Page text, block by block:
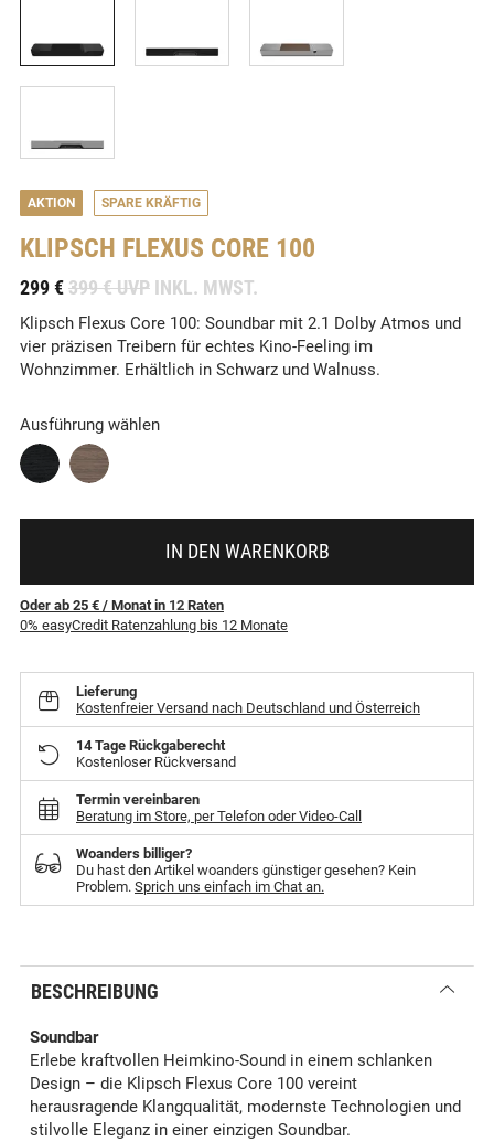
AKTION SPARE KRÄFTIG
KLIPSCH FLEXUS CORE 100
299 €399 € UVP INKL. MWST.
Klipsch Flexus Core 100: Soundbar mit 2.1 Dolby Atmos und
vier präzisen Treibern für echtes Kino-Feeling im
Wohnzimmer. Erhältlich in Schwarz und Walnuss.
Ausführung wählen
IN DEN WARENKORB
Oder ab 25 € / Monatin 12 Raten
0% easyCredit Ratenzahlung bis 12 Monate
Lieferung
Kostenfreier Versand nach Deutschland und Österreich
14 Tage Rückgaberecht
Kostenloser Rückversand
Termin vereinbaren
Beratung im Store, per Telefon oder Video-Call
Woanders billiger?
Du hast den Artikel woanders günstiger gesehen? Kein
Problem. Sprich uns einfach im Chat an.
BESCHREIBUNG
Soundbar
Erlebe kraftvollen Heimkino-Sound in einem schlanken
Design – die Klipsch Flexus Core 100 vereint
herausragende Klangqualität, modernste Technologien und
stilvolle Eleganz in einer einzigen Soundbar.